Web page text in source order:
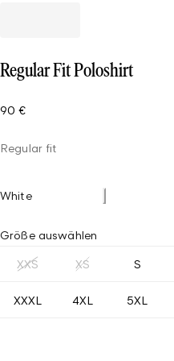
Regular Fit Poloshirt
90 €
Regular fit
White
Größe auswählen
XXS XS S
XXXL 4XL 5XL